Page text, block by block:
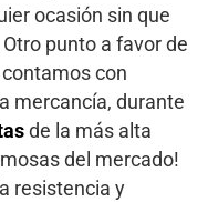
ocasión sin que
punto a favor de
con
mercancía, durante
de la más alta
del mercado!
resistencia y